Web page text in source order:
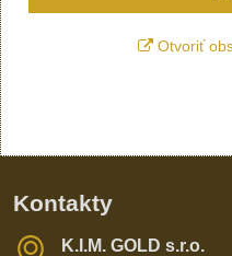
Otvoriť
Kontakty
K​​.I​​.M​​. GOLD s​​.r​​.o​​.